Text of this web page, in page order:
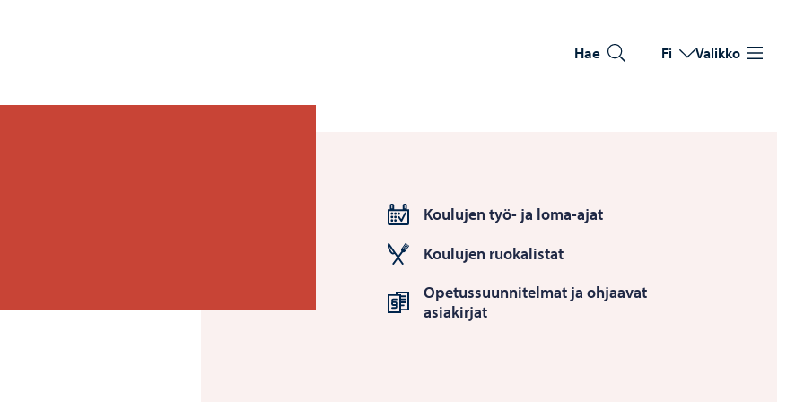
Hae Vaihda kieltä
Nykyinen kieli: Suomi
Fi Valikko
Koulujen työ- ja loma-ajat
Koulujen ruokalistat
Opetussuunnitelmat ja ohjaavat
asiakirjat